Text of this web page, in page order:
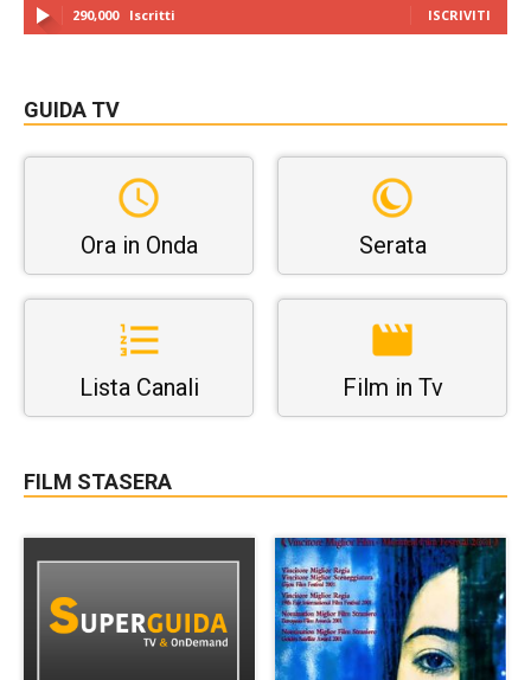
290,000 Iscritti ISCRIVITI
GUIDA TV
Ora in Onda Serata
Lista Canali Film in Tv
FILM STASERA